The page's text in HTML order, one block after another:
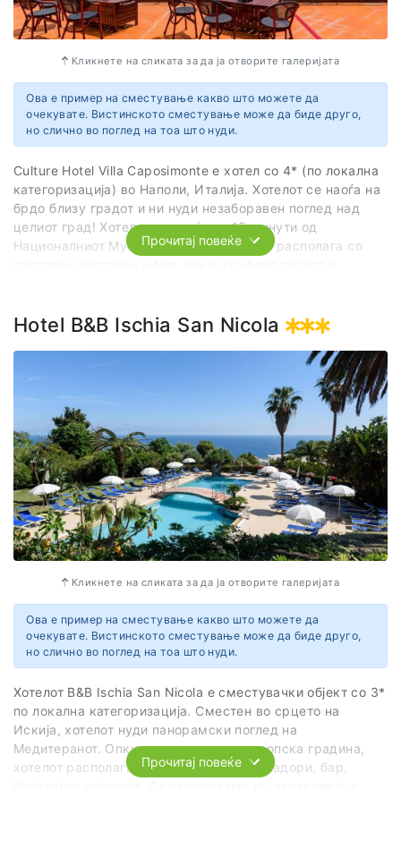
Кликнете на сликата за да ја отворите галеријата
Ова е пример на сместување какво што можете да
очекувате. Вистинското сместување може да биде друго,
но слично во поглед на тоа што нуди.
Culture Hotel Villa Caposimonte e хотел со 4* (по локална
категоризација) во Наполи, Италија. Хотелот се наоѓа на
брдо близу градот и ни нуди незаборавен поглед над
целиот град! Хотелот се наоѓа на 15 минути од
Националниот Музеј на Наполи. Хотелот располага со
интернет.
Вебсајт
https://villacapodimonte.culturehotel.it/en/accomodation/
Адреса
Salita Moiariello
66
80131 Napoli NA
Italy
Прочитај повеќе
Hotel B&B Ischia San Nicola
Кликнете на сликата за да ја отворите галеријата
Ова е пример на сместување какво што можете да
очекувате. Вистинското сместување може да биде друго,
но слично во поглед на тоа што нуди.
Хотелот B&B Ischia San Nicola е сместувачки објект со 3*
по локална категоризација. Сместен во срцето на
Искија, хотелот нуди панорамски поглед на
Медитеранот. Опкуржен со палми и тропска градина,
хотелот располага со базен, лежалки, чадори, бар,
Прочитај повеќе